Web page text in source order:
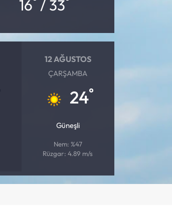
16 / 33
12 AĞUSTOS
ÇARŞAMBA
24°
Güneşli
Nem: %47
Rüzgar: 4.89 m/s